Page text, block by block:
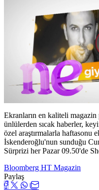
Ekranların en kaliteli
ünlülerden sıcak haberler,
özel araştırmalarla haftasonu
İskenderoğlu'nun sunduğu
Sürprizi her Pazar 09.50'de
Bloomberg HT Magazin
Paylaş